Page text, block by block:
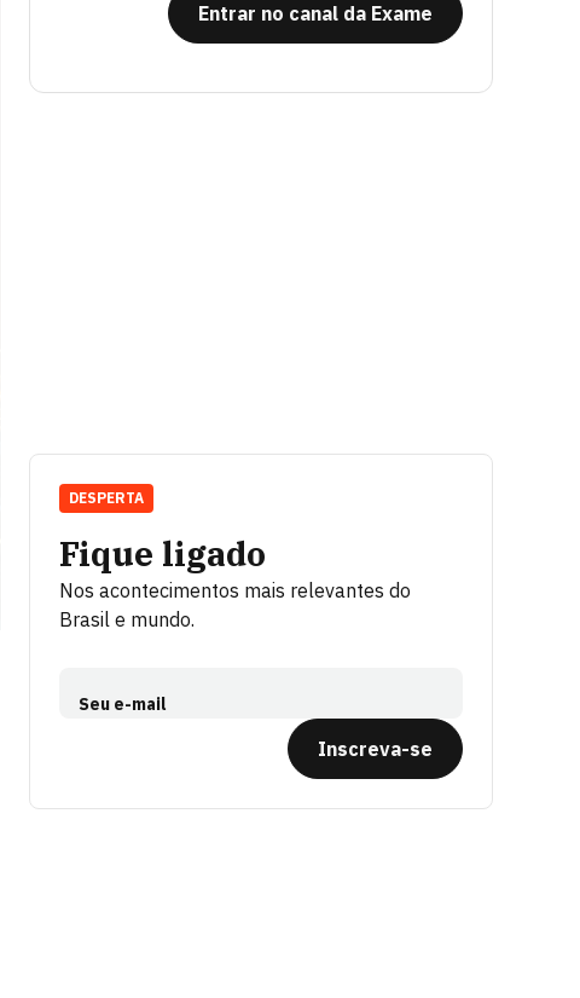
Entrar no canal da Exame
Fique ligado
Nos acontecimentos mais relevantes do
Brasil e mundo.
Seu e-mail
Inscreva-se
DESPERTA